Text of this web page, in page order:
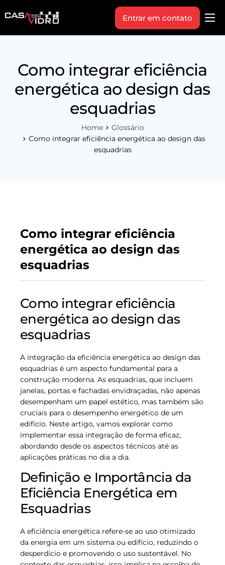
Produtos
Indique+
Blog
Vagas
Entrar em contato
Como integrar eficiência
energética ao design das
esquadrias
Home
Glossário
Como integrar eficiência energética ao design das
esquadrias
Como integrar eficiência
energética ao design das
esquadrias
Como integrar eficiência
energética ao design das
esquadrias
A integração da eficiência energética ao design das
esquadrias é um aspecto fundamental para a
construção moderna. As esquadrias, que incluem
janelas, portas e fachadas envidraçadas, não apenas
desempenham um papel estético, mas também são
cruciais para o desempenho energético de um
edifício. Neste artigo, vamos explorar como
implementar essa integração de forma eficaz,
abordando desde os aspectos técnicos até as
aplicações práticas no dia a dia.
Definição e Importância da
Eficiência Energética em
Esquadrias
A eficiência energética refere-se ao uso otimizado
da energia em um sistema ou edifício, reduzindo o
desperdício e promovendo o uso sustentável. No